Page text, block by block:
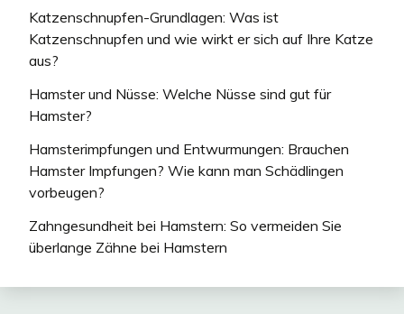
Katzenschnupfen-Grundlagen: Was ist
Katzenschnupfen und wie wirkt er sich auf Ihre Katze
aus?
Hamster und Nüsse: Welche Nüsse sind gut für
Hamster?
Hamsterimpfungen und Entwurmungen: Brauchen
Hamster Impfungen? Wie kann man Schädlingen
vorbeugen?
Zahngesundheit bei Hamstern: So vermeiden Sie
überlange Zähne bei Hamstern